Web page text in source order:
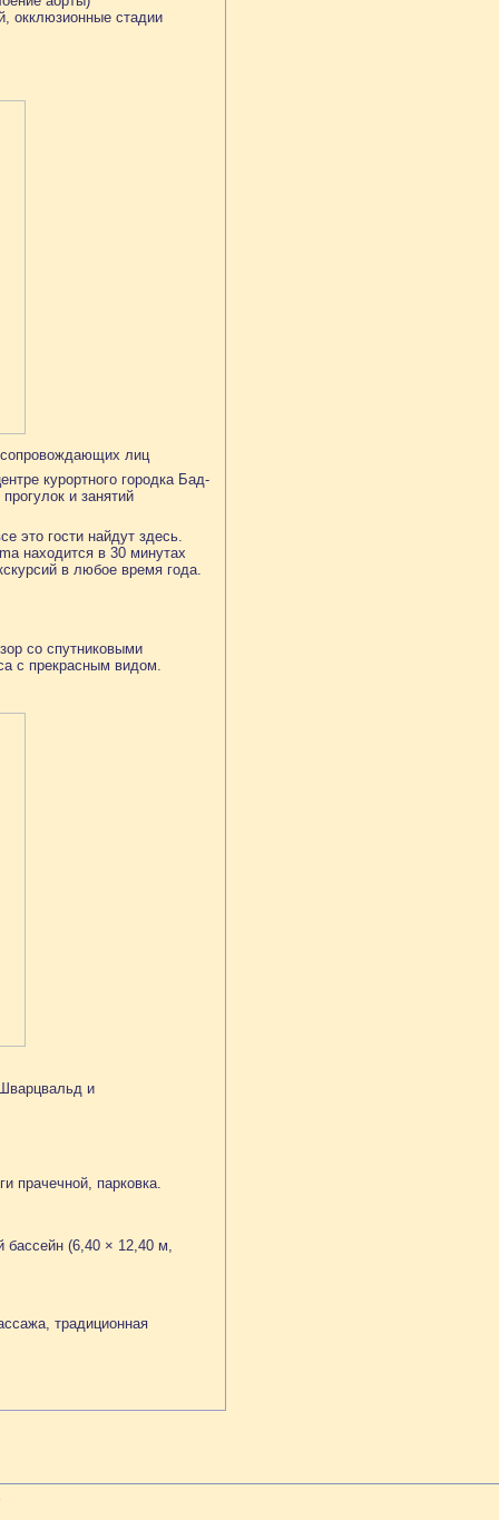
окклюзионные стадии
сопровождающих лиц
курортного городка Бад-
и занятий
это гости найдут здесь.
находится в 30 минутах
в любое время года.
со спутниковыми
с прекрасным видом.
и
прачечной, парковка.
(6,40 × 12,40 м,
традиционная